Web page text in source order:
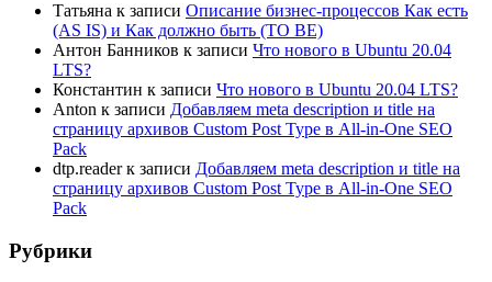
Татьяна к записи Описание бизнес-процессов Как есть
(AS IS) и Как должно быть (TO BE)
Антон Банников к записи Что нового в Ubuntu 20.04
LTS?
Константин к записи Что нового в Ubuntu 20.04 LTS?
Anton к записи Добавляем meta description и title на
страницу архивов Custom Post Type в All-in-One SEO
Pack
dtp.readerк записи Добавляем meta description и title на
страницу архивов Custom Post Type в All-in-One SEO
Pack
Рубрики